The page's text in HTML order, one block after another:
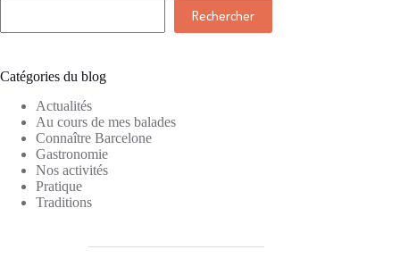
Rechercher
Catégories du blog
Actualités
Au cours de mes balades
Connaître Barcelone
Gastronomie
Nos activités
Pratique
Traditions